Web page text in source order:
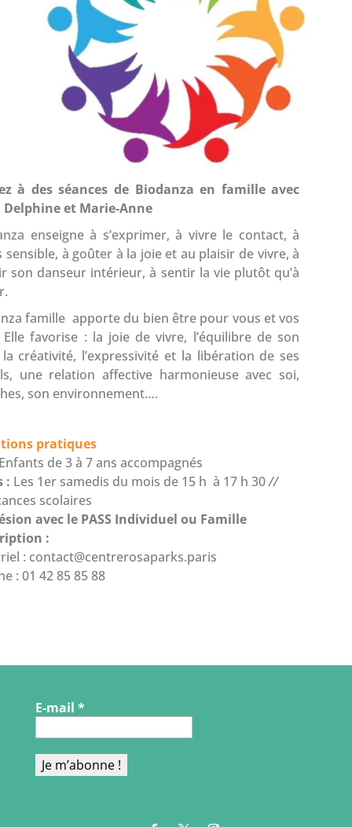
à des séances de Biodanza en famille avec
et Marie-Anne
enseigne à s’exprimer, à vivre le contact, à
sensible, à goûter à la joie et au plaisir de vivre, à
son danseur intérieur, à sentir la vie plutôt qu’à
famille apporte du bien être pour vous et vos
favorise : la joie de vivre, l’équilibre de son
créativité, l’expressivité et la libération de ses
une relation affective harmonieuse avec soi,
son environnement….
pratiques
de 3 à 7 ans accompagnés
: Les 1er samedis du mois de 15 h à 17 h 30//
scolaires
avec le PASS Individuel ou Famille
:
: contact@centrerosaparks.paris
: 01 42 85 85 88
E-mail *